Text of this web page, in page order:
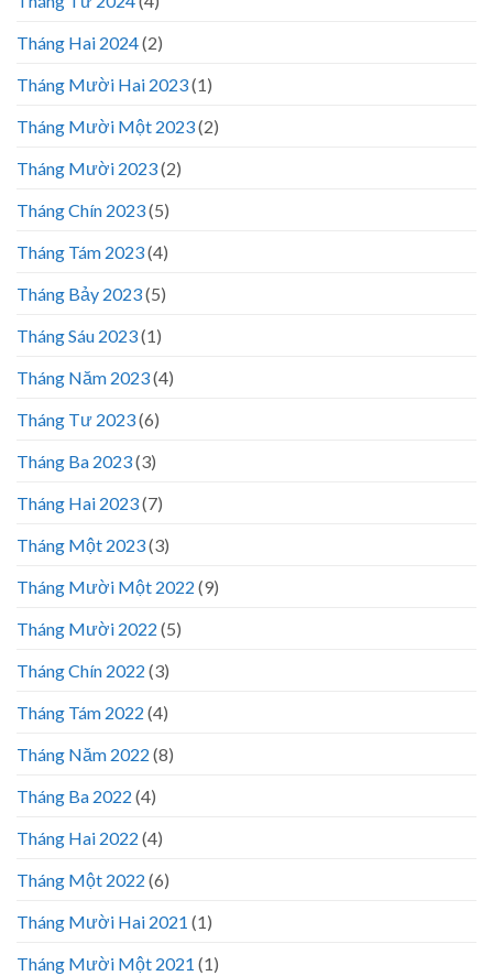
Tháng Hai 2024(2)
Tháng Mười Hai 2023(1)
Tháng Mười Một 2023(2)
Tháng Mười 2023(2)
Tháng Chín 2023(5)
Tháng Tám 2023(4)
Tháng Bảy 2023(5)
Tháng Sáu 2023(1)
Tháng Năm 2023(4)
Tháng Tư 2023(6)
Tháng Ba 2023(3)
Tháng Hai 2023(7)
Tháng Một 2023(3)
Tháng Mười Một 2022 (9)
Tháng Mười 2022 (5)
Tháng Chín 2022 (3)
Tháng Tám 2022 (4)
Tháng Năm 2022 (8)
Tháng Ba 2022 (4)
Tháng Hai 2022 (4)
Tháng Một 2022 (6)
Tháng Mười Hai 2021 (1)
Tháng Mười Một 2021 (1)